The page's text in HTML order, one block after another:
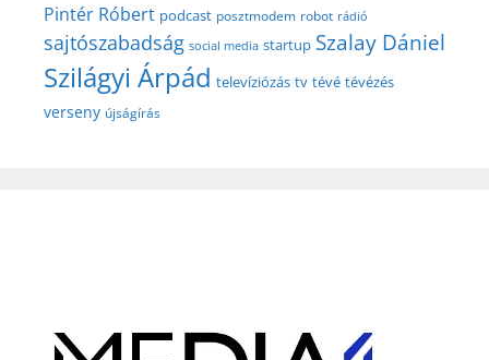
Pintér Róbert podcast posztmodem robot rádió
sajtószabadság social media startup Szalay Dániel
Szilágyi Árpád televíziózás tv tévé tévézés
verseny újságírás